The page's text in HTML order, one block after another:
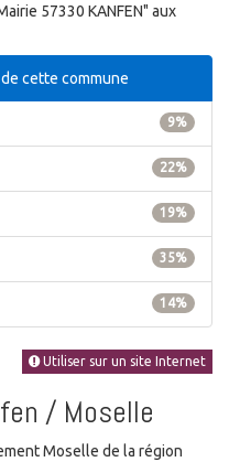
57330 KANFEN" aux
cette commune
9%
22%
19%
35%
14%
Utiliser sur un site Internet
/ Moselle
Moselle de la région